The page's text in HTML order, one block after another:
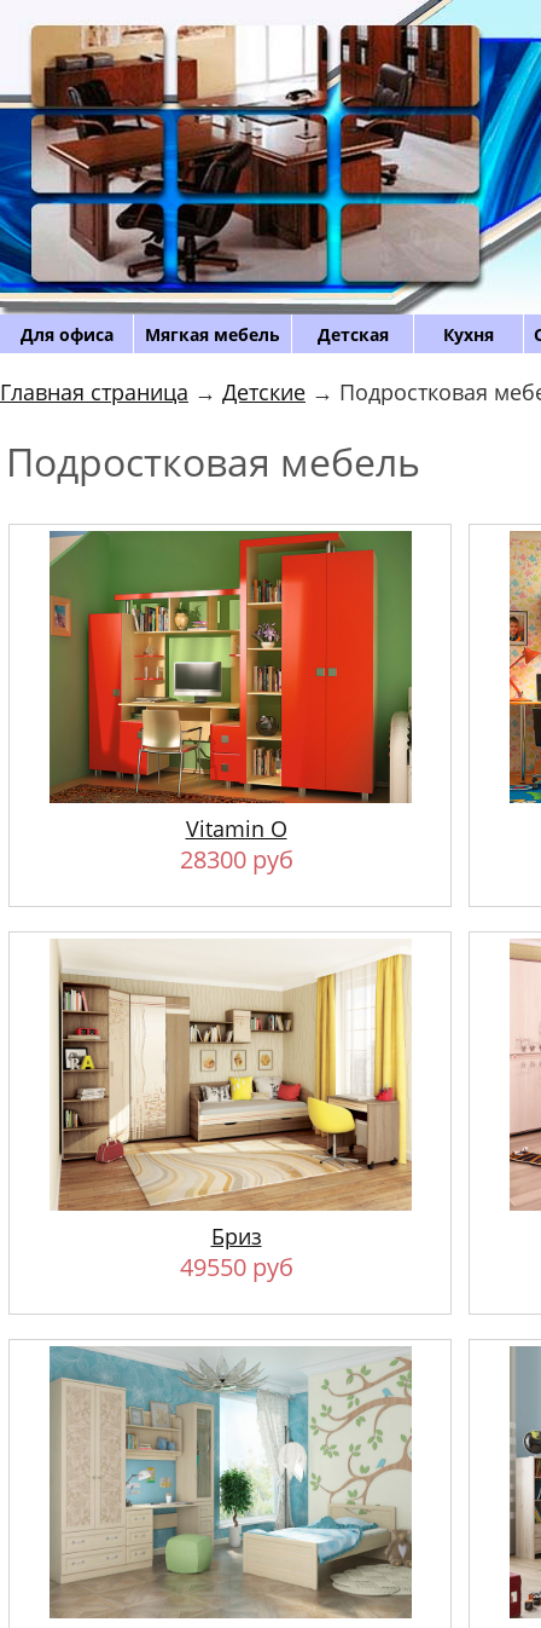
Для офиса Мягкая мебель Детская Кухня
Главная страница → Детские → Подростковая
Подростковая мебель
Vitamin O
28300 руб
Бриз
49550 руб